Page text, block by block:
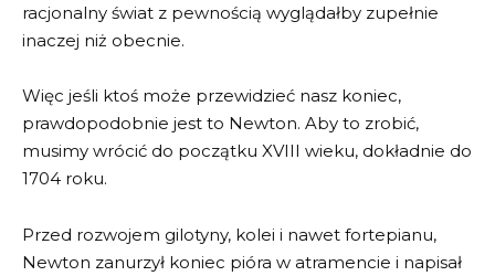
racjonalny świat z pewnością wyglądałby zupełnie
inaczej niż obecnie.
Więc jeśli ktoś może przewidzieć nasz koniec,
prawdopodobnie jest to Newton. Aby to zrobić,
musimy wrócić do początku XVIII wieku, dokładnie do
1704 roku.
Przed rozwojem gilotyny, kolei i nawet fortepianu,
Newton zanurzył koniec pióra w atramencie i napisał